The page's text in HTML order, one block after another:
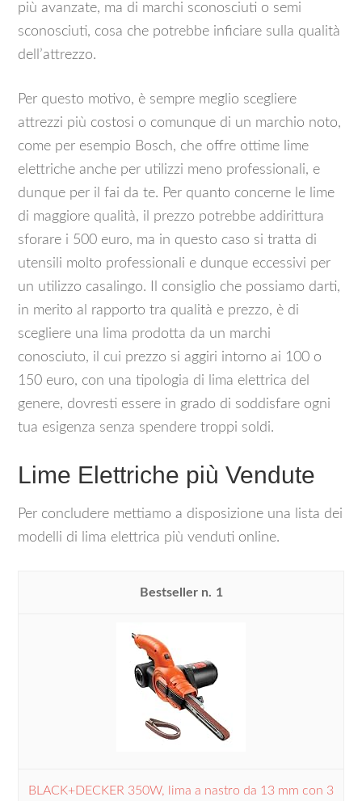
più avanzate, ma di marchi sconosciuti o semi
sconosciuti, cosa che potrebbe inficiare sulla qualità
dell’attrezzo.
Per questo motivo, è sempre meglio scegliere
attrezzi più costosi o comunque di un marchio noto,
come per esempio Bosch, che offre ottime lime
elettriche anche per utilizzi meno professionali, e
dunque per il fai da te. Per quanto concerne le lime
di maggiore qualità, il prezzo potrebbe addirittura
sforare i 500 euro, ma in questo caso si tratta di
utensili molto professionali e dunque eccessivi per
un utilizzo casalingo. Il consiglio che possiamo darti,
in merito al rapporto tra qualità e prezzo, è di
scegliere una lima prodotta da un marchi
conosciuto, il cui prezzo si aggiri intorno ai 100 o
150 euro, con una tipologia di lima elettrica del
genere, dovresti essere in grado di soddisfare ogni
tua esigenza senza spendere troppi soldi.
Lime Elettriche più Vendute
Per concludere mettiamo a disposizione una lista dei
modelli di lima elettrica più venduti online.
1
BLACK+DECKER 350W, lima a nastro da 13 mm con 3